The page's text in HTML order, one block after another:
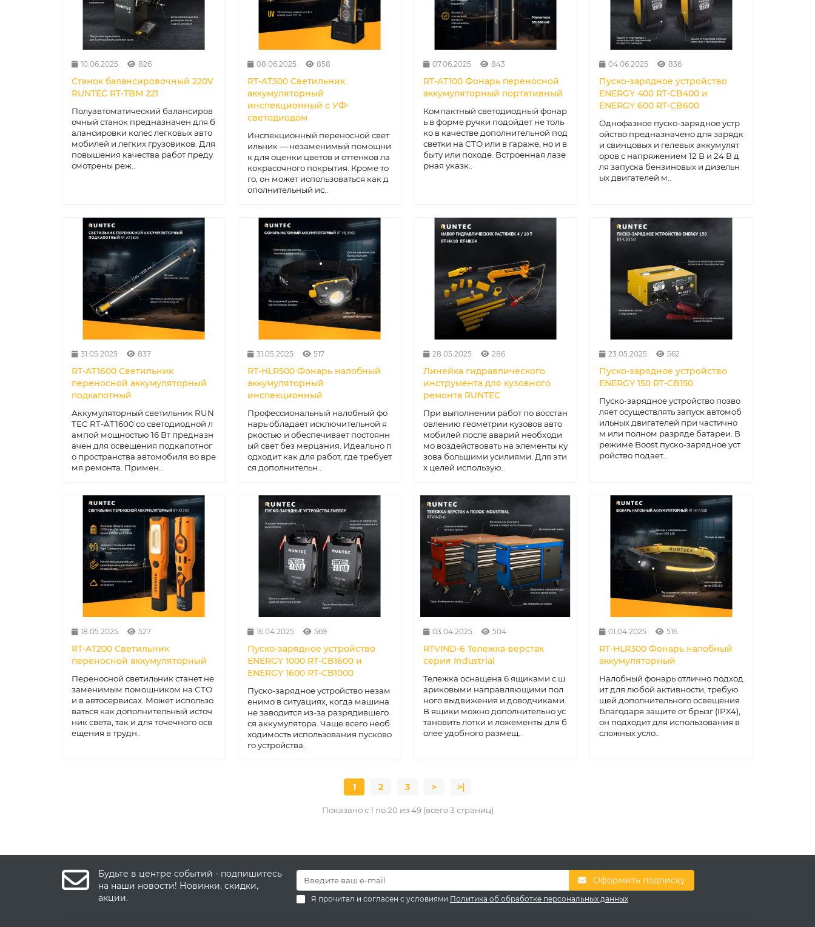
10.06.2025 826
Станок балансировочный 220V
RUNTEC RT-TBM 221
Полуавтоматический балансиров
очный станок предназначен для б
алансировки колес легковых авто
мобилей и легких грузовиков. Для
повышения качества работ преду
смотрены реж..
08.06.2025 858
RT-AT500 Светильник
аккумуляторный
инспекционный с УФ-
светодиодом
Инспекционный переносной свет
ильник — незаменимый помощни
к для оценки цветов и оттенков ла
кокрасочного покрытия. Кроме то
го, он может использоваться как д
ополнительный ис..
07.06.2025 843
RT-AT100 Фонарь переносной
аккумуляторный портативный
Компактный светодиодный фонар
ь в форме ручки подойдет не толь
ко в качестве дополнительной под
светки на СТО или в гараже, но и в
быту или походе. Встроенная лазе
рная указк..
04.06.2025 836
Пуско-зарядное устройство
ENERGY 400 RT-CB400 и
ENERGY 600 RT-CB600
Однофазное пуско-зарядное устр
ойство предназначено для зарядк
и свинцовых и гелевых аккумулят
оров с напряжением 12 В и 24 В д
ля запуска бензиновых и дизельн
ых двигателей м..
31.05.2025 837
RT-AT1600 Светильник
переносной аккумуляторный
подкапотный
Аккумуляторный светильник RUN
TEC RT-AT1600 со светодиодной л
ампой мощностью 16 Вт предназн
ачен для освещения подкапотног
о пространства автомобиля во вре
мя ремонта. Примен..
31.05.2025 517
RT-HLR500 Фонарь налобный
аккумуляторный
инспекционный
Профессиональный налобный фо
нарь обладает исключительной я
ркостью и обеспечивает постоянн
ый свет без мерцания. Идеально п
одходит как для работ, где требует
ся дополнительн..
28.05.2025 286
Линейка гидравлического
инструмента для кузовного
ремонта RUNTEC
При выполнении работ по восстан
овлению геометрии кузовов авто
мобилей после аварий необходи
мо воздействовать на элементы ку
зова большими усилиями. Для эти
х целей использую..
23.05.2025 562
Пуско-зарядное устройство
ENERGY 150 RT-CB150
Пуско-зарядное устройство позво
ляет осуществлять запуск автомоб
ильных двигателей при частично
м или полном разряде батареи. В
режиме Boost пуско-зарядное уст
ройство подает..
18.05.2025 527
RT-AT200 Светильник
переносной аккумуляторный
Переносной светильник станет не
заменимым помощником на СТО
и в автосервисах. Может использо
ваться как дополнительный источ
ник света, так и для точечного осв
ещения в трудн..
16.04.2025 569
Пуско-зарядное устройство
ENERGY 1000 RT-CB1600 и
ENERGY 1600 RT-CB1000
Пуско-зарядное устройство незам
енимо в ситуациях, когда машина
не заводится из-за разрядившего
ся аккумулятора. Чаще всего необ
ходимость использования пусково
го устройства..
03.04.2025 504
RTVIND-6 Тележка-верстак
серия Industrial
Тележка оснащена 6 ящиками с ш
ариковыми направляющими пол
ного выдвижения и доводчиками.
В ящики можно дополнительно ус
тановить лотки и ложементы для б
олее удобного размещ..
01.04.2025 516
RT-HLR300 Фонарь налобный
аккумуляторный
Налобный фонарь отлично подход
ит для любой активности, требую
щей дополнительного освещения.
Благодаря защите от брызг (IPX4),
он подходит для использования в
сложных усло..
1 2 3 > >|
Показано с 1 по 20 из 49 (всего 3 страниц)
Будьте в центре событий - подпишитесь
на наши новости! Новинки, скидки,
акции.
Оформить подписку
Я прочитал и согласен с условиями Политика об обработке персональных данных